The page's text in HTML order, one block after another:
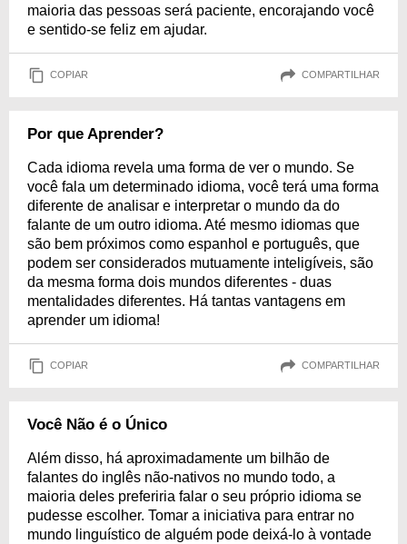
maioria das pessoas será paciente, encorajando você
e sentido-se feliz em ajudar.
COPIAR COMPARTILHAR
Por que Aprender?
Cada idioma revela uma forma de ver o mundo. Se
você fala um determinado idioma, você terá uma forma
diferente de analisar e interpretar o mundo da do
falante de um outro idioma. Até mesmo idiomas que
são bem próximos como espanhol e português, que
podem ser considerados mutuamente inteligíveis, são
da mesma forma dois mundos diferentes - duas
mentalidades diferentes. Há tantas vantagens em
aprender um idioma!
COPIAR COMPARTILHAR
Você Não é o Único
Além disso, há aproximadamente um bilhão de
falantes do inglês não-nativos no mundo todo, a
maioria deles preferiria falar o seu próprio idioma se
pudesse escolher. Tomar a iniciativa para entrar no
mundo linguístico de alguém pode deixá-lo à vontade